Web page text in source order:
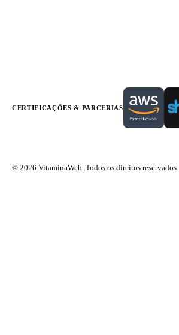
CERTIFICAÇÕES & PARCERIAS
© 2026 VitaminaWeb. Todos os direitos reservados.